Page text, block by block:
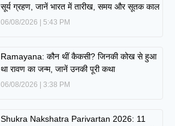
सूर्य ग्रहण, जानें भारत में तारीख, समय और सूतक काल
06/08/2026 5:43 PM
Ramayana: कौन थीं कैकसी? जिनकी कोख से हुआ
था रावण का जन्म, जानें उनकी पूरी कथा
06/08/2026 3:38 PM
Shukra Nakshatra Parivartan 2026: 11